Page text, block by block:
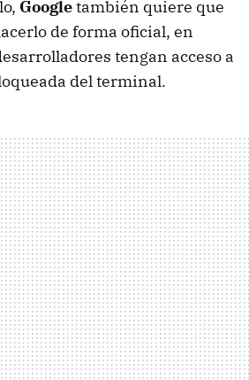
Googletambién quiere que
de forma oficial, en
tengan acceso a
del terminal.